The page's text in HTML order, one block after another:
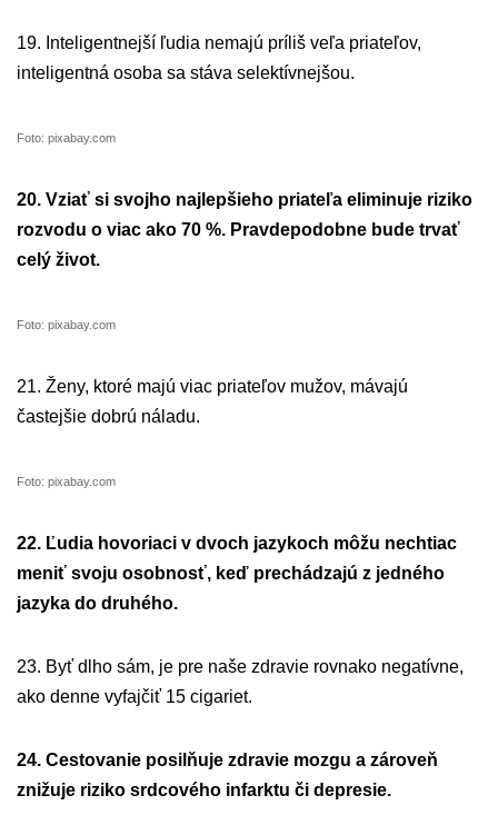
19. Inteligentnejší ľudia nemajú príliš veľa priateľov,
inteligentná osoba sa stáva selektívnejšou.
Foto: pixabay.com
20. Vziať si svojho najlepšieho priateľa eliminuje riziko
rozvodu o viac ako 70 %. Pravdepodobne bude trvať
celý život.
Foto: pixabay.com
21. Ženy, ktoré majú viac priateľov mužov, mávajú
častejšie dobrú náladu.
Foto: pixabay.com
22. Ľudia hovoriaci v dvoch jazykoch môžu nechtiac
meniť svoju osobnosť, keď prechádzajú z jedného
jazyka do druhého.
23. Byť dlho sám, je pre naše zdravie rovnako negatívne,
ako denne vyfajčiť 15 cigariet.
24. Cestovanie posilňuje zdravie mozgu a zároveň
znižuje riziko srdcového infarktu či depresie.